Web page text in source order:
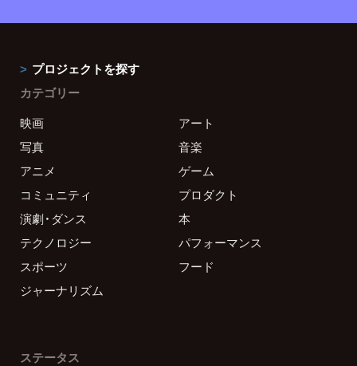
プロジェクトを探す
カテゴリー
映画
アート
写真
音楽
アニメ
ゲーム
コミュニティ
プロダクト
演劇・ダンス
本
テクノロジー
パフォーマンス
スポーツ
フード
ジャーナリズム
ステータス